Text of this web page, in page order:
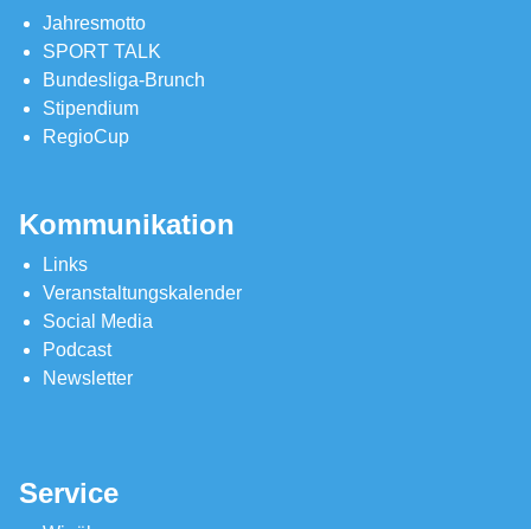
Jahresmotto
SPORT TALK
Bundesliga-Brunch
Stipendium
RegioCup
Kommunikation
Links
Veranstaltungskalender
Social Media
Podcast
Newsletter
Service